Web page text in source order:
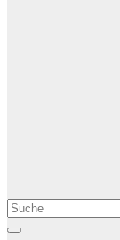
Le Matin
AGENCE DE